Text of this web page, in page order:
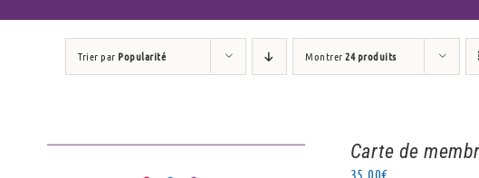
Trier par Popularité Montrer24 produits
Carte de
35,00€